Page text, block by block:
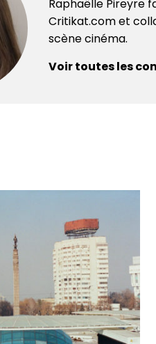
Raphaëlle Pireyre
Critikat.com et
scène cinéma.
Voir toutes les